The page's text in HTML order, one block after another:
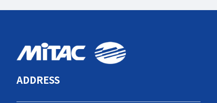
ADDRESS